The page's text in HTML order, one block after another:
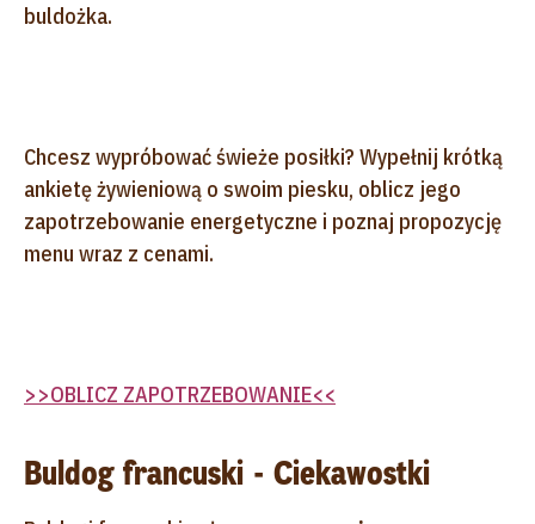
buldożka.
Chcesz wypróbować świeże posiłki? Wypełnij krótką
ankietę żywieniową o swoim piesku, oblicz jego
zapotrzebowanie energetyczne i poznaj propozycję
menu wraz z cenami.
>>OBLICZ ZAPOTRZEBOWANIE<<
Buldog francuski - Ciekawostki